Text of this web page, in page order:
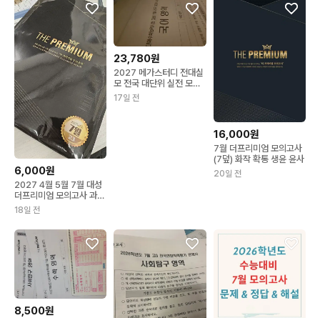
6,000원
2027 4월 5월 7월 대성
더프리미엄 모의고사 과탐
사탐 더프
18일 전
23,780원
2027 메가스터디 전대실
모 전국 대단위 실전 모의
고사 7월 전과목
17일 전
16,000원
7월 더프리미엄 모의고사
(7덮) 화작 확통 생윤 윤사
20일 전
8,500원